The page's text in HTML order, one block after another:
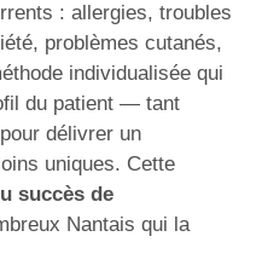
: allergies, troubles
problèmes cutanés,
individualisée qui
du patient — tant
délivrer un
uniques. Cette
succès de
Nantais qui la